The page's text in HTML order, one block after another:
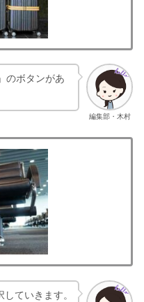
編集部・木村
のボタンがあ
ていきます。